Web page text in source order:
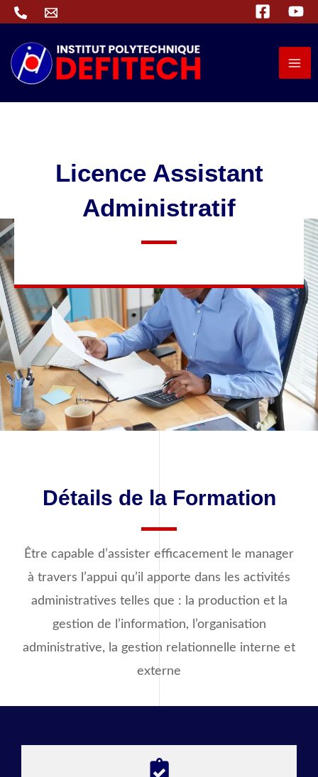
Aller
contenu
Licence Assistant
Administratif
Détails de la Formation
Être capable d’assister efficacement le manager
à travers l’appui qu’il apporte dans les activités
administratives telles que : la production et la
gestion de l’information, l’organisation
administrative, la gestion relationnelle interne et
externe